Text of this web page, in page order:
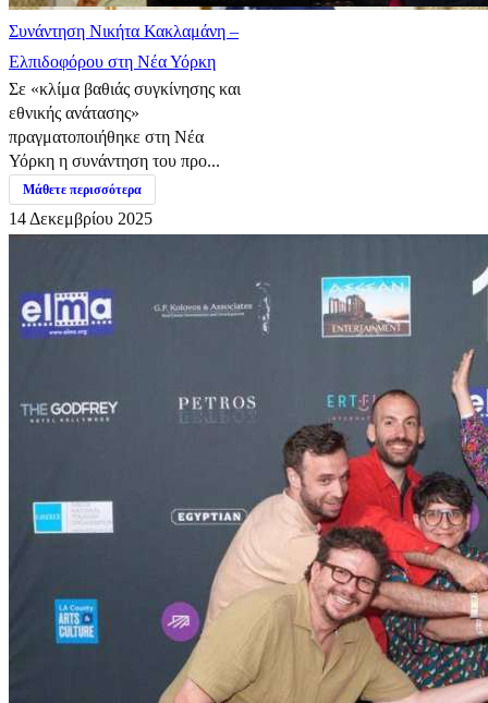
Συνάντηση Νικήτα Κακλαμάνη –
Ελπιδοφόρου στη Νέα Υόρκη
Σε «κλίμα βαθιάς συγκίνησης και
εθνικής ανάτασης»
πραγματοποιήθηκε στη Νέα
Υόρκη η συνάντηση του προ...
Μάθετε περισσότερα
14 Δεκεμβρίου 2025